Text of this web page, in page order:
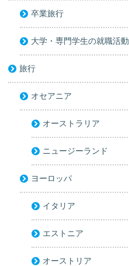
卒業旅行
大学・専門学生の就職活動
旅行
オセアニア
オーストラリア
ニュージーランド
ヨーロッパ
イタリア
エストニア
オーストリア